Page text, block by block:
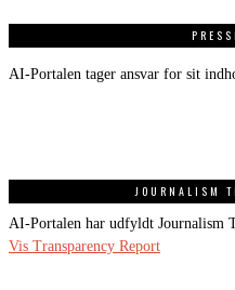
AI-Portalen tager ansvar for sit
JOURNALISM
AI-Portalen har udfyldt Journalism
Vis Transparency Report